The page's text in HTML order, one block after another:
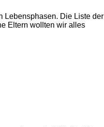
Lebensphasen. Die Liste der
Eltern wollten wir alles